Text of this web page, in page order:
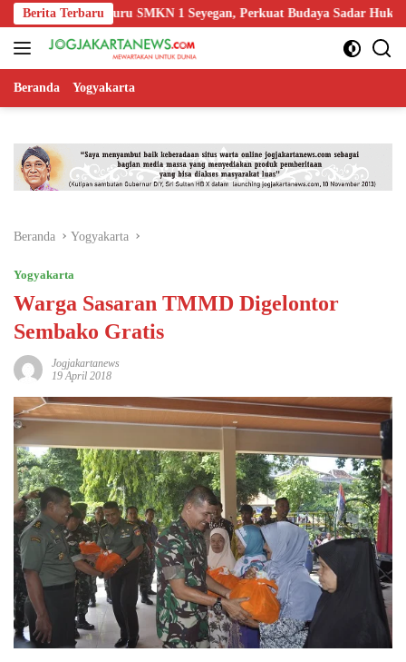
Langsung
ke
konten
Berita Terbaru
Guru SMKN 1 Seyegan, Perkuat Budaya Sadar Hukum di
Beranda Yogyakarta
Beranda Yogyakarta
Yogyakarta
Warga Sasaran TMMD Digelontor
Sembako Gratis
Jogjakartanews
19 April 2018